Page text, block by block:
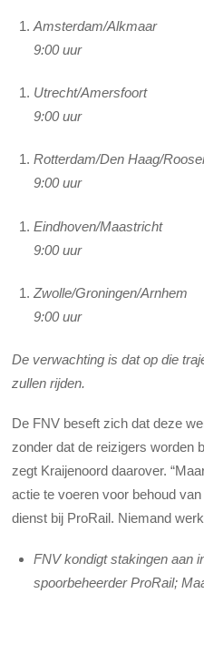
Amsterdam/
9:00 uur
Utrecht/
9:00 uur
Rotterdam/Den Haag/
9:00 uur
Eindhoven/
9:00 uur
Zwolle/Groningen/
9:00 uur
De verwachting is dat op die
zullen rijden.
De FNV beseft zich dat deze
zonder dat de reizigers worden
zegt Kraijenoord daarover.
actie te voeren voor behoud
dienst bij ProRail. Niemand
FNV kondigt stakingen aan
spoorbeheerder ProRail;